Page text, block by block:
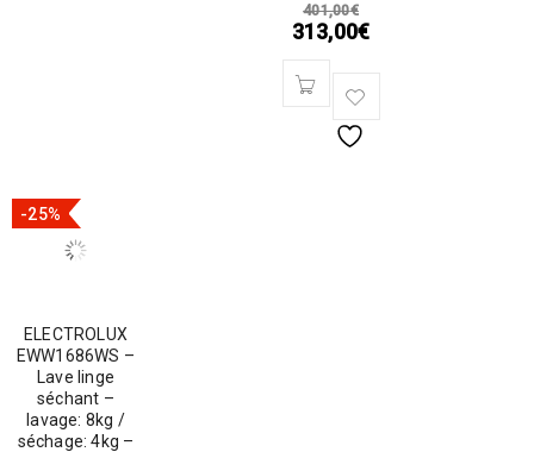
401,00€
313,00€
-25%
ELECTROLUX
EWW1686WS –
Lave linge
séchant –
lavage: 8kg /
séchage: 4kg –